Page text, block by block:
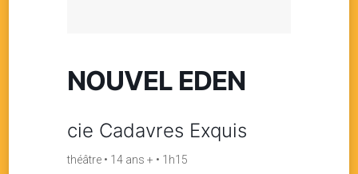
NOUVEL EDEN
cie Cadavres Exquis
théâtre • 14 ans + • 1h15